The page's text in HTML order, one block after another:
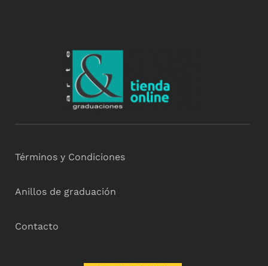
Términos y Condiciones
Anillos de graduación
Contacto